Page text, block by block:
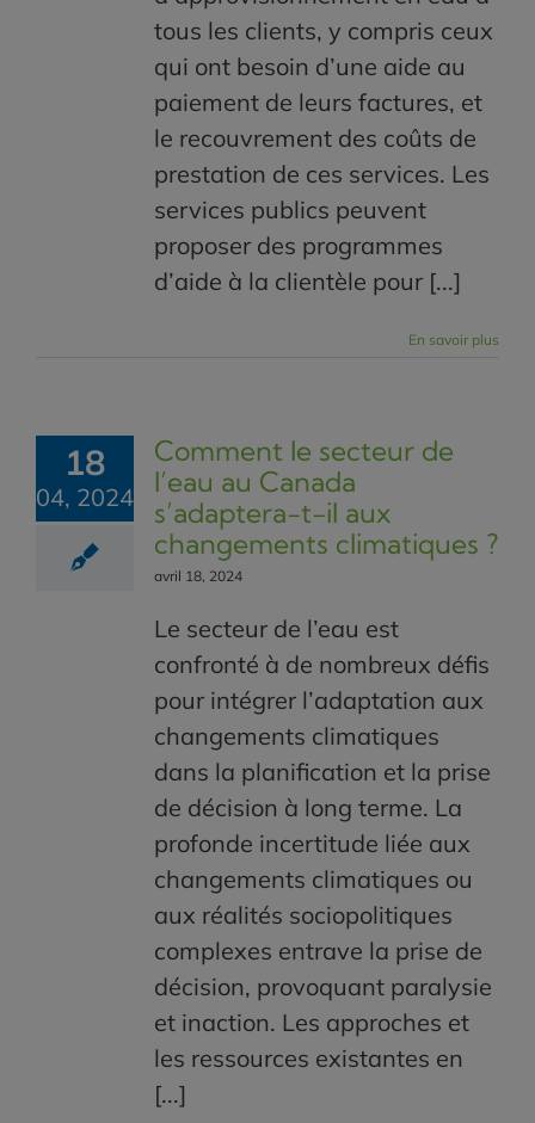
tous les clients, y compris ceux
qui ont besoin d’une aide au
paiement de leurs factures, et
le recouvrement des coûts de
prestation de ces services. Les
services publics peuvent
proposer des programmes
d’aide à la clientèle pour [...]
En savoir plus
18
04, 2024
Comment le secteur de
l’eau au Canada
s’adaptera-t-il aux
changements climatiques ?
avril 18, 2024
Le secteur de l’eau est
confronté à de nombreux défis
pour intégrer l’adaptation aux
changements climatiques
dans la planification et la prise
de décision à long terme. La
profonde incertitude liée aux
changements climatiques ou
aux réalités sociopolitiques
complexes entrave la prise de
décision, provoquant paralysie
et inaction. Les approches et
les ressources existantes en
[...]